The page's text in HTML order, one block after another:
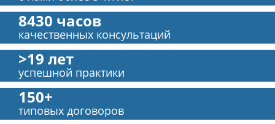
8430 часов
качественных консультаций
>19 лет
успешной практики
150+
типовых договоров